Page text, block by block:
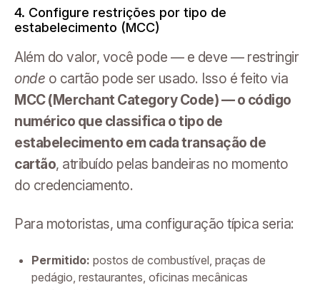
4. Configure restrições por tipo de
estabelecimento (MCC)
Além do valor, você pode — e deve — restringir
onde o cartão pode ser usado. Isso é feito via
MCC (Merchant Category Code) — o código
numérico que classifica o tipo de
estabelecimento em cada transação de
cartão, atribuído pelas bandeiras no momento
do credenciamento.
Para motoristas, uma configuração típica seria:
Permitido: postos de combustível, praças de
pedágio, restaurantes, oficinas mecânicas